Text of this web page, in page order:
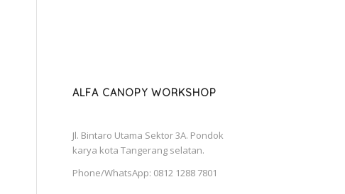
ALFA CANOPY WORKSHOP
Jl. Bintaro Utama Sektor 3A. Pondok
karya kota Tangerang selatan.
Phone/WhatsApp: 0812 1288 7801